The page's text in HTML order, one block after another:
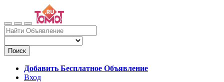
Поиск
Добавить Бесплатное Объявление
Вход